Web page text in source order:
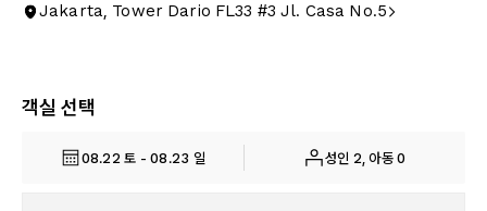
Jakarta, Tower Dario FL33 #3 Jl. Casa No.5
객실 선택
08.22 토 - 08.23 일 성인 2, 아동 0